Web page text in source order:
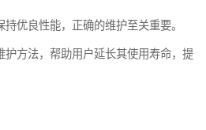
优良性能，正确的维护至关重要。
护方法，帮助用户延长其使用寿命，提